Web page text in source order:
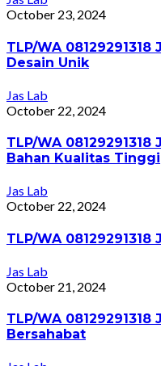
October 23, 2024
TLP/WA
Desain Unik
Jas Lab
October 22, 2024
TLP/WA
Bahan Kualitas Tinggi
Jas Lab
October 22, 2024
TLP/WA
Jas Lab
October 21, 2024
TLP/WA
Bersahabat